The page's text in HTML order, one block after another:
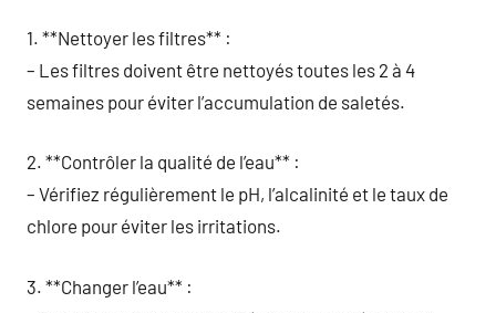
1. **Nettoyer les filtres** :
– Les filtres doivent être nettoyés toutes les 2 à 4
semaines pour éviter l’accumulation de saletés.
2. **Contrôler la qualité de l’eau** :
– Vérifiez régulièrement le pH, l’alcalinité et le taux de
chlore pour éviter les irritations.
3. **Changer l’eau** :